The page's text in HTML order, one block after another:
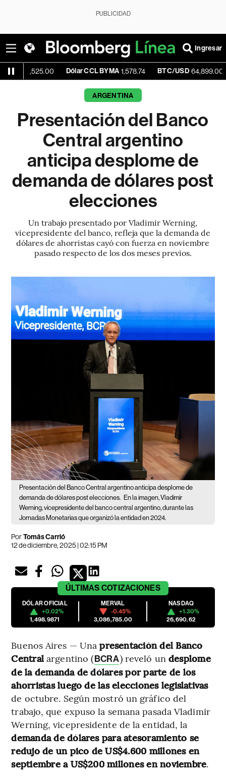
PUBLICIDAD
Ingresar
Dólar CCL BYMA 1,578.74 BTC/USD 64,899.00 -0.21%
ARGENTINA
Presentación del Banco
Central argentino
anticipa desplome de
demanda de dólares post
elecciones
Un trabajo presentado por Vladimir Werning,
vicepresidente del banco, refleja que la demanda de
dólares de ahorristas cayó con fuerza en noviembre
pasado respecto de los dos meses previos.
Presentación del Banco Central argentino anticipa desplome de
demanda de dólares post elecciones. En la imagen, Vladimir
Werning, vicepresidente del banco central argentino, durante las
Jornadas Monetarias que organizó la entidad en 2024.
PorTomás Carrió
12 de diciembre, 2025 | 02:15 PM
ÚLTIMAS COTIZACIONES
DÓLAR OFICIAL
+0.02%
1,498.9871
MERVAL
-0.45%
3,086,785.00
NASDAQ
+1.30%
26,690.62
Buenos Aires — Unapresentación del Banco
Centralargentino (BCRA) reveló un desplome
de la demanda de dólares por parte de los
ahorristas luego de las elecciones legislativas
de octubre. Según mostró un gráfico del
trabajo, que expuso la semana pasada Vladimir
Werning, vicepresidente de la entidad, la
demanda de dólares para atesoramiento se
redujo de un pico de US$4.600 millones en
septiembre a US$200 millones en noviembre.